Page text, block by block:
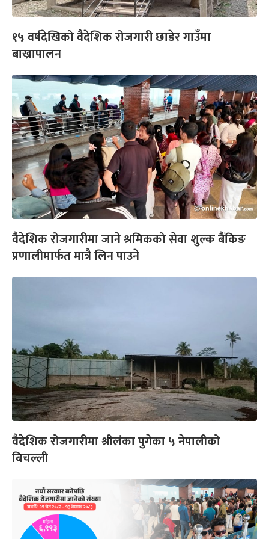
१५ वर्षदेखिको वैदेशिक रोजगारी छाडेर गाउँमा
बाख्रापालन
वैदेशिक रोजगारीमा जाने श्रमिकको सेवा शुल्क बैंकिङ
प्रणालीमार्फत मात्रै लिन पाउने
वैदेशिक रोजगारीमा श्रीलंका पुगेका ५ नेपालीको
बिचल्ली